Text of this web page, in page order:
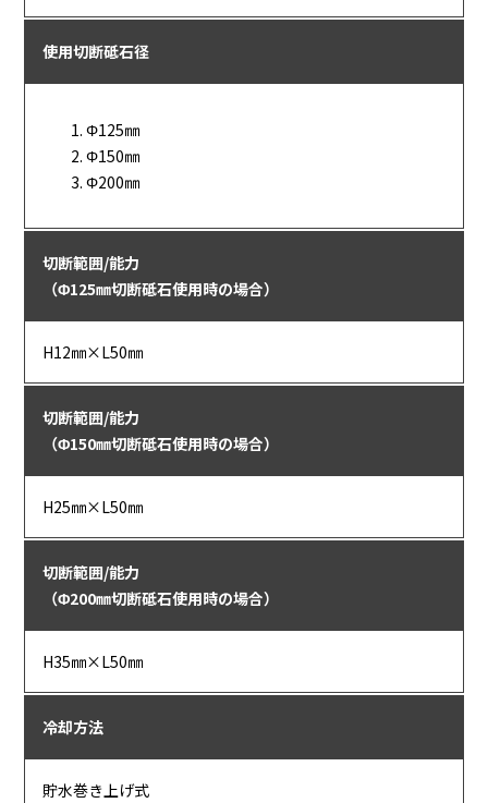
使用切断砥石径
Φ125㎜
Φ150㎜
Φ200㎜
切断範囲/能力
（Φ125㎜切断砥石使用時の場合）
H12㎜×L50㎜
切断範囲/能力
（Φ150㎜切断砥石使用時の場合）
H25㎜×L50㎜
切断範囲/能力
（Φ200㎜切断砥石使用時の場合）
H35㎜×L50㎜
冷却方法
貯水巻き上げ式